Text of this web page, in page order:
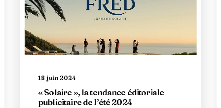
18 juin 2024
« Solaire », la tendance éditoriale
publicitaire de l’été 2024